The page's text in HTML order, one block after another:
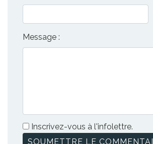
Message :
Inscrivez-vous à l'infolettre.